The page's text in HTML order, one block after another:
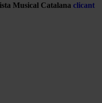
Musical Catalana clicant